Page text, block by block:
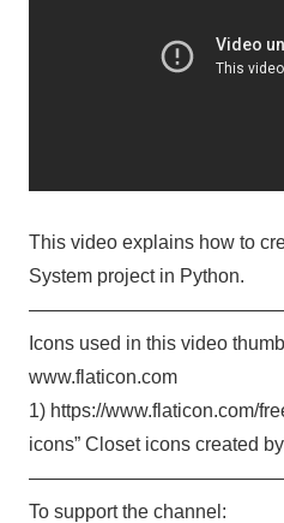
This video explains how to
System project in Python.
Icons used in this video
www.flaticon.com
1) https://www.flaticon.com/
icons” Closet icons created
To support the channel: